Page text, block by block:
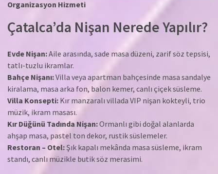
Organizasyon Hizmeti
Çatalca’da Nişan Nerede Yapılır?
Evde Nişan:Aile arasında, sade masa düzeni, zarif söz tepsisi,
tatlı-tuzlu ikramlar.
Bahçe Nişanı:Villa veya apartman bahçesinde masa sandalye
kiralama, masa arka fon, balon kemer, canlı çiçek süsleme.
Villa Konsepti: Kır manzaralı villada VIP nişan kokteyli, trio
müzik, ikram masası.
Kır Düğünü Tadında Nişan:Ormanlı gibi doğal alanlarda
ahşap masa, pastel ton dekor, rustik süslemeler.
Restoran – Otel: Şık kapalı mekânda masa süsleme, ikram
standı, canlı müzikle butik söz merasimi.